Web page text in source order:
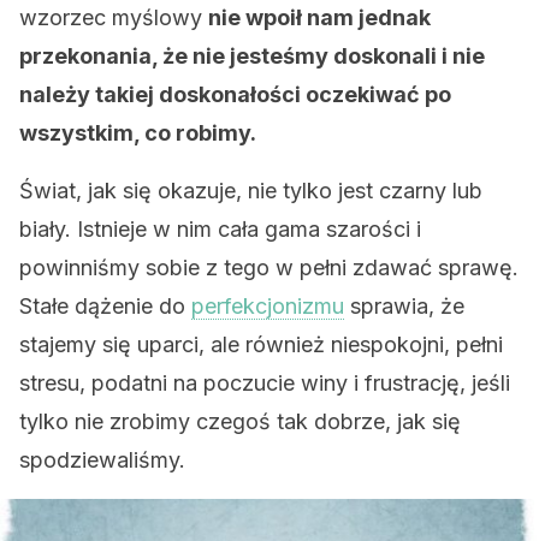
wzorzec myślowy nie wpoił nam jednak
przekonania, że nie jesteśmy doskonali i nie
należy takiej doskonałości oczekiwać po
wszystkim, co robimy.
Świat, jak się okazuje, nie tylko jest czarny lub
biały. Istnieje w nim cała gama szarości i
powinniśmy sobie z tego w pełni zdawać sprawę.
Stałe dążenie do perfekcjonizmu sprawia, że
stajemy się uparci, ale również niespokojni, pełni
stresu, podatni na poczucie winy i frustrację, jeśli
tylko nie zrobimy czegoś tak dobrze, jak się
spodziewaliśmy.